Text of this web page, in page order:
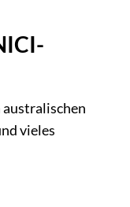
vieles